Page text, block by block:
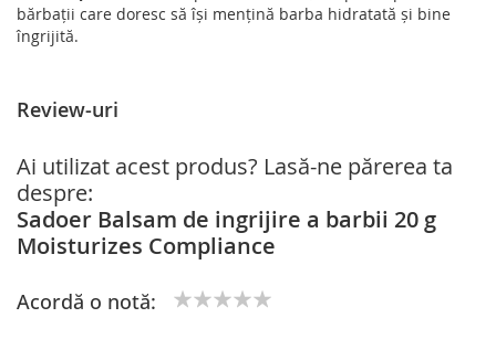
bărbații care doresc să își mențină barba hidratată și bine
îngrijită.
Review-uri
Ai utilizat acest produs? Lasă-ne părerea ta
despre:
Sadoer Balsam de ingrijire a barbii 20 g
Moisturizes Compliance
Acordă o notă: